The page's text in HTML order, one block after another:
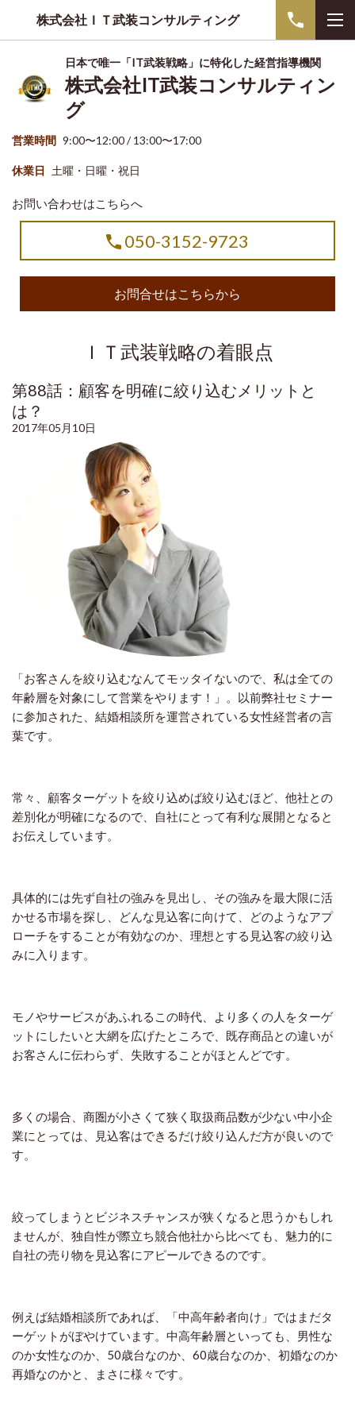
株式会社ＩＴ武装コンサルティング
日本で唯一「IT武装戦略」に特化した経営指導機関
株式会社IT武装コンサルティン
グ
営業時間 9:00〜12:00 / 13:00〜17:00
休業日 土曜・日曜・祝日
お問い合わせはこちらへ
050-3152-9723
お問合せはこちらから
ＩＴ武装戦略の着眼点
第88話：顧客を明確に絞り込むメリットと
は？
2017年05月10日
「お客さんを絞り込むなんてモッタイないので、私は全ての
年齢層を対象にして営業をやります！」。以前弊社セミナー
に参加された、結婚相談所を運営されている女性経営者の言
葉です。
常々、顧客ターゲットを絞り込めば絞り込むほど、他社との
差別化が明確になるので、自社にとって有利な展開となると
お伝えしています。
具体的には先ず自社の強みを見出し、その強みを最大限に活
かせる市場を探し、どんな見込客に向けて、どのようなアプ
ローチをすることが有効なのか、理想とする見込客の絞り込
みに入ります。
モノやサービスがあふれるこの時代、より多くの人をターゲ
ットにしたいと大網を広げたところで、既存商品との違いが
お客さんに伝わらず、失敗することがほとんどです。
多くの場合、商圏が小さくて狭く取扱商品数が少ない中小企
業にとっては、見込客はできるだけ絞り込んだ方が良いので
す。
絞ってしまうとビジネスチャンスが狭くなると思うかもしれ
ませんが、独自性が際立ち競合他社から比べても、魅力的に
自社の売り物を見込客にアピールできるのです。
例えば結婚相談所であれば、「中高年齢者向け」ではまだタ
ーゲットがぼやけています。中高年齢層といっても、男性な
のか女性なのか、50歳台なのか、60歳台なのか、初婚なのか
再婚なのかと、まさに様々です。